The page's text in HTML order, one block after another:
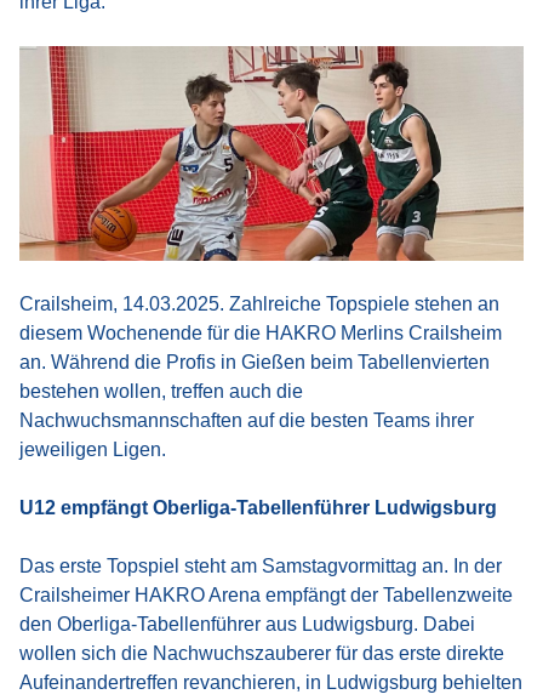
Crailsheim, 14.03.2025. Zahlreiche Topspiele stehen an
diesem Wochenende für die HAKRO Merlins Crailsheim
an. Während die Profis in Gießen beim Tabellenvierten
bestehen wollen, treffen auch die
Nachwuchsmannschaften auf die besten Teams ihrer
jeweiligen Ligen.
U12 empfängt Oberliga-Tabellenführer Ludwigsburg
Das erste Topspiel steht am Samstagvormittag an. In der
Crailsheimer HAKRO Arena empfängt der Tabellenzweite
den Oberliga-Tabellenführer aus Ludwigsburg. Dabei
wollen sich die Nachwuchszauberer für das erste direkte
Aufeinandertreffen revanchieren, in Ludwigsburg behielten